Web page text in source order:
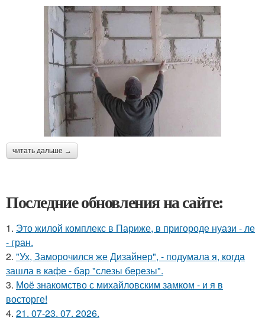
читать дальше →
Последние обновления на сайте:
1. Это жилой комплекс в Париже, в пригороде нуази - ле
- гран.
2. "Ух, Заморочился же Дизайнер", - подумала я, когда
зашла в кафе - бар "слезы березы".
3. Моё знакомство с михайловским замком - и я в
восторге!
4. 21. 07-23. 07. 2026.